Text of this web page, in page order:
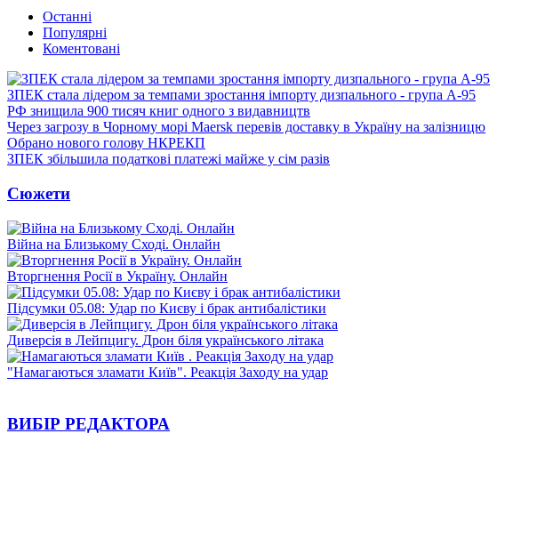
Останні
Популярні
Коментовані
ЗПЕК стала лідером за темпами зростання імпорту дизпального - група А-95
РФ знищила 900 тисяч книг одного з видавництв
Через загрозу в Чорному морі Maersk перевів доставку в Україну на залізницю
Обрано нового голову НКРЕКП
ЗПЕК збільшила податкові платежі майже у сім разів
Сюжети
Війна на Близькому Сході. Онлайн
Вторгнення Росії в Україну. Онлайн
Підсумки 05.08: Удар по Києву і брак антибалістики
Диверсія в Лейпцигу. Дрон біля українського літака
"Намагаються зламати Київ". Реакція Заходу на удар
ВИБІР РЕДАКТОРА